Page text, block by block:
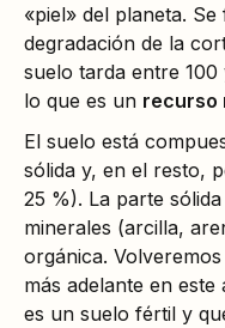
«piel» del planeta.
degradación de la
suelo tarda entre
lo que es un recurso
El suelo está
sólida y, en el resto,
25 %). La parte
minerales (arcilla,
orgánica.
más adelante en
es un suelo fértil y